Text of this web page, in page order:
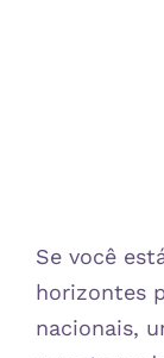
Se você
horizontes
nacionais,